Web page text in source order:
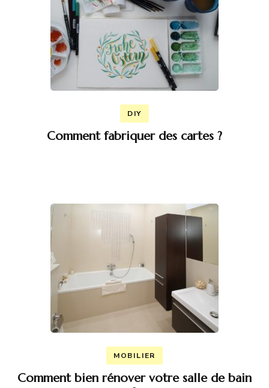
DIY
Comment fabriquer des cartes ?
MOBILIER
Comment bien rénover votre salle de bain